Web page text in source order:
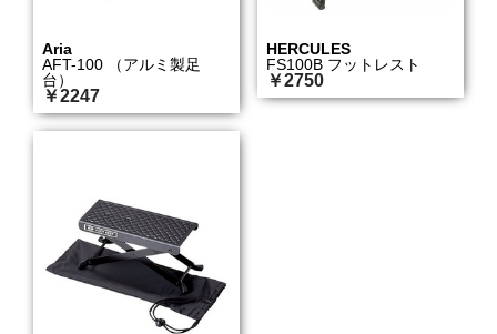
Aria
AFT-100 （アルミ製足
台）
￥2247
HERCULES
FS100B フットレスト
￥2750